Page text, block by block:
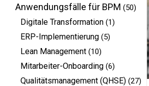
Anwendungsfälle für BPM (50)
Digitale Transformation (1)
ERP-Implementierung (5)
Lean Management (10)
Mitarbeiter-Onboarding (6)
Qualitätsmanagement (QHSE) (27)